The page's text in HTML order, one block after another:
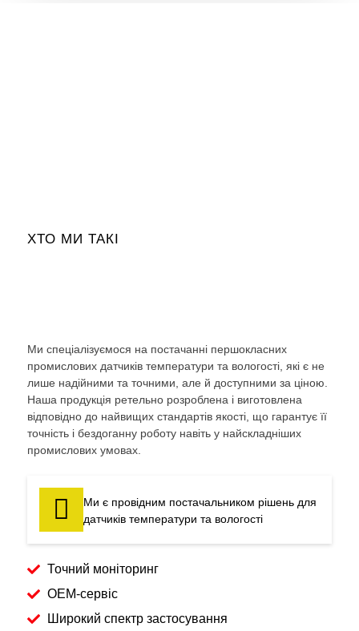
ХТО МИ ТАКІ
Ми спеціалізуємося на постачанні першокласних
промислових датчиків температури та вологості, які є не
лише надійними та точними, але й доступними за ціною.
Наша продукція ретельно розроблена і виготовлена
відповідно до найвищих стандартів якості, що гарантує її
точність і бездоганну роботу навіть у найскладніших
промислових умовах.
Ми є провідним постачальником рішень для
датчиків температури та вологості
Точний моніторинг
OEM-сервіс
Широкий спектр застосування